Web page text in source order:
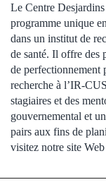
Le Centre
programme unique
dans un institut de
de santé. Il offre des
de perfectionnement
recherche à l’IR-
stagiaires et des
gouvernemental et
pairs aux fins de
visitez notre site Web